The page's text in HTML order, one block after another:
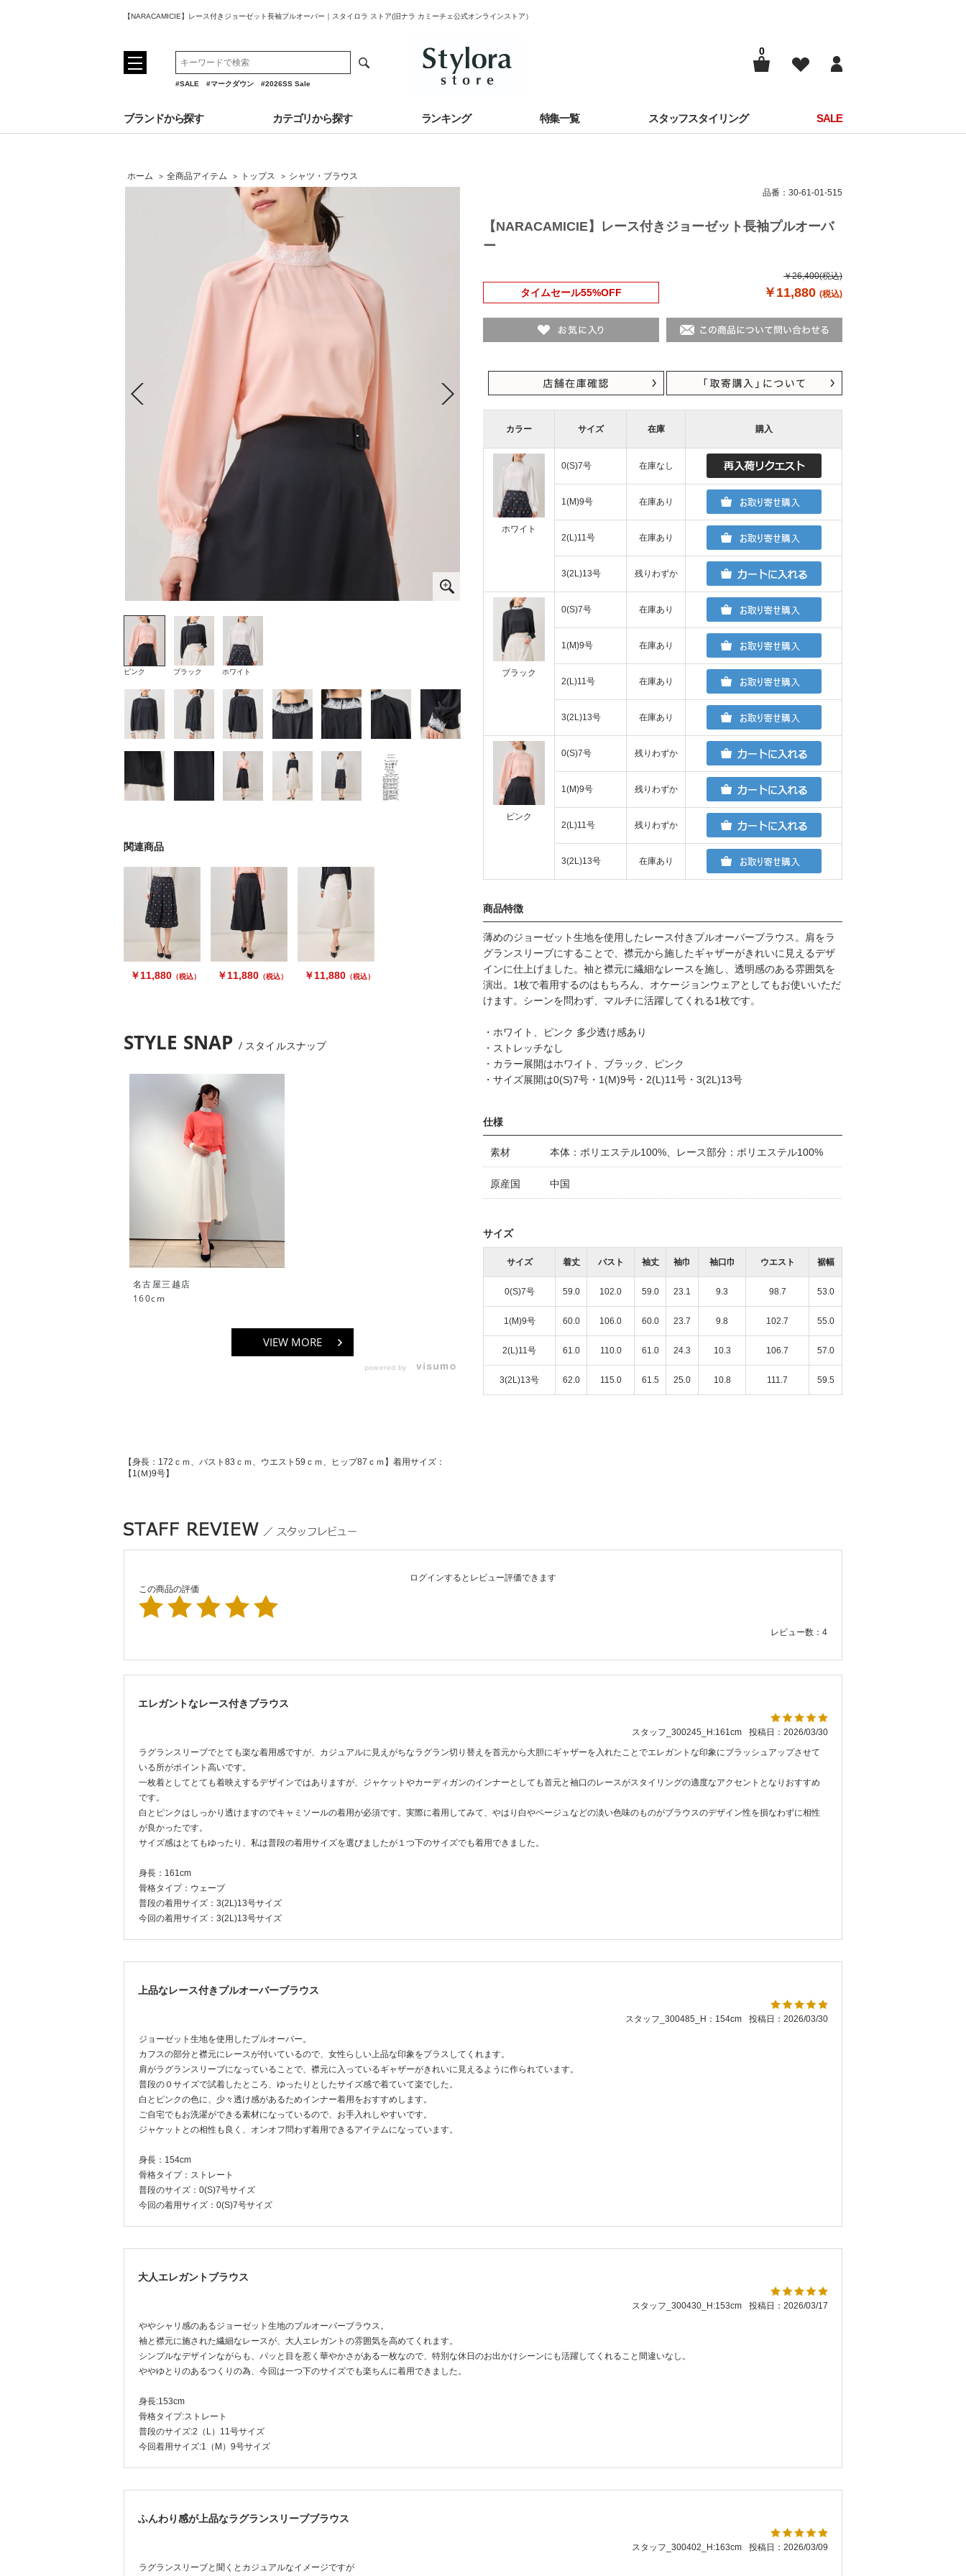
【NARACAMICIE】レース付きジョーゼット長袖プルオーバー｜スタイロラ ストア(旧ナラ カミーチェ公式オンラインストア）
#SALE #マークダウン #2026SS Sale
0
ブランドから探す カテゴリから探す ランキング 特集一覧 スタッフスタイリング SALE
ホーム > 全商品アイテム > トップス > シャツ・ブラウス
ピンク ブラック ホワイト
関連商品
￥11,880 （税込） ￥11,880 （税込） ￥11,880 （税込）
STYLE SNAP スタイルスナップ
名古屋三越店
160cm
VIEW MORE
powered by
【身長：172ｃｍ、バスト83ｃｍ、ウエスト59ｃｍ、ヒップ87ｃｍ】着用サイズ：
【1(Ｍ)9号】
品番：30-61-01-515
【NARACAMICIE】レース付きジョーゼット長袖プルオーバ
ー
￥26,400(税込)
タイムセール55%OFF ￥11,880 (税込)
カラー サイズ 在庫 購入
ホワイト
0(S)7号 在庫なし
1(M)9号 在庫あり
2(L)11号 在庫あり
3(2L)13号 残りわずか
ブラック
0(S)7号 在庫あり
1(M)9号 在庫あり
2(L)11号 在庫あり
3(2L)13号 在庫あり
ピンク
0(S)7号 残りわずか
1(M)9号 残りわずか
2(L)11号 残りわずか
3(2L)13号 在庫あり
商品特徴
薄めのジョーゼット生地を使用したレース付きプルオーバーブラウス。肩をラ
グランスリーブにすることで、襟元から施したギャザーがきれいに見えるデザ
インに仕上げました。袖と襟元に繊細なレースを施し、透明感のある雰囲気を
演出。1枚で着用するのはもちろん、オケージョンウェアとしてもお使いいただ
けます。シーンを問わず、マルチに活躍してくれる1枚です。
・ホワイト、ピンク 多少透け感あり
・ストレッチなし
・カラー展開はホワイト、ブラック、ピンク
・サイズ展開は0(S)7号・1(M)9号・2(L)11号・3(2L)13号
仕様
素材 本体：ポリエステル100%、レース部分：ポリエステル100%
原産国 中国
サイズ
サイズ 着丈 バスト 袖丈 袖巾 袖口巾 ウエスト 裾幅
0(S)7号 59.0 102.0 59.0 23.1 9.3 98.7 53.0
1(M)9号 60.0 106.0 60.0 23.7 9.8 102.7 55.0
2(L)11号 61.0 110.0 61.0 24.3 10.3 106.7 57.0
3(2L)13号 62.0 115.0 61.5 25.0 10.8 111.7 59.5
ログインするとレビュー評価できます
この商品の評価
レビュー数：4
エレガントなレース付きブラウス
スタッフ_300245_H:161cm
投稿日：2026/03/30
ラグランスリーブでとても楽な着用感ですが、カジュアルに見えがちなラグラン切り替えを首元から大胆にギャザーを入れたことでエレガントな印象にブラッシュアップさせて
いる所がポイント高いです。
一枚着としてとても着映えするデザインではありますが、ジャケットやカーディガンのインナーとしても首元と袖口のレースがスタイリングの適度なアクセントとなりおすすめ
です。
白とピンクはしっかり透けますのでキャミソールの着用が必須です。実際に着用してみて、やはり白やベージュなどの淡い色味のものがブラウスのデザイン性を損なわずに相性
が良かったです。
サイズ感はとてもゆったり、私は普段の着用サイズを選びましたが１つ下のサイズでも着用できました。
身長：161cm
骨格タイプ：ウェーブ
普段の着用サイズ：3(2L)13号サイズ
今回の着用サイズ：3(2L)13号サイズ
上品なレース付きプルオーバーブラウス
スタッフ_300485_H：154cm
投稿日：2026/03/30
ジョーゼット生地を使用したプルオーバー。
カフスの部分と襟元にレースが付いているので、女性らしい上品な印象をプラスしてくれます。
肩がラグランスリーブになっていることで、襟元に入っているギャザーがきれいに見えるように作られています。
普段の０サイズで試着したところ、ゆったりとしたサイズ感で着ていて楽でした。
白とピンクの色に、少々透け感があるためインナー着用をおすすめします。
ご自宅でもお洗濯ができる素材になっているので、お手入れしやすいです。
ジャケットとの相性も良く、オンオフ問わず着用できるアイテムになっています。
身長：154cm
骨格タイプ：ストレート
普段のサイズ：0(S)7号サイズ
今回の着用サイズ：0(S)7号サイズ
大人エレガントブラウス
スタッフ_300430_H:153cm
投稿日：2026/03/17
シャリ感のあるジョーゼット生地のプルオーバーブラウス。
袖と襟元に施された繊細なレースが、大人エレガントの雰囲気を高めてくれます。
シンプルなデザインながらも、パッと目を惹く華やかさがある一枚なので、特別な休日のお出かけシーンにも活躍してくれること間違いなし。
ゆとりのあるつくりの為、今回は一つ下のサイズでも楽ちんに着用できました。
身長:153cm
骨格タイプ:ストレート
普段のサイズ:2（L）11号サイズ
今回着用サイズ:1（M）9号サイズ
ふんわり感が上品なラグランスリーブブラウス
スタッフ_300402_H:163cm
投稿日：2026/03/09
ラグランスリーブと聞くとカジュアルなイメージですが